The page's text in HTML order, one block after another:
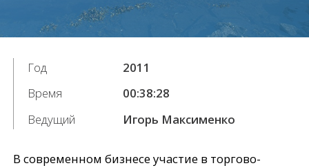
Год
2011
Время
00:38:28
Ведущий
Игорь Максименко
В современном бизнесе участие в торгово-